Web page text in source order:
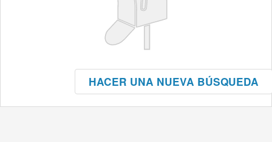
HACER UNA NUEVA BÚSQUEDA